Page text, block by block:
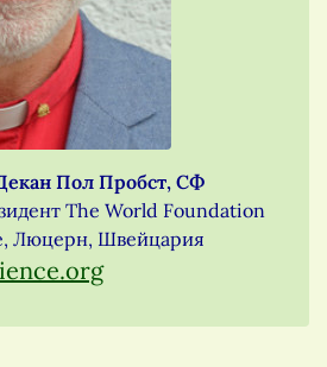
Пол Пробст, СФ
The World Foundation
Люцерн, Швейцария